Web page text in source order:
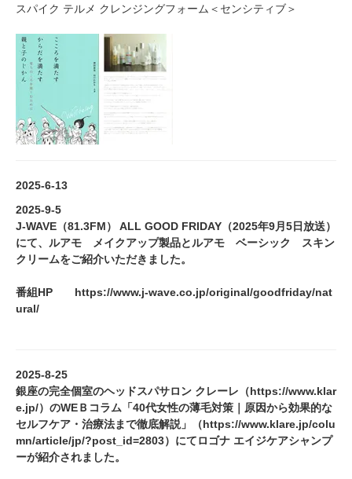
スパイク テルメ クレンジングフォーム＜センシティブ＞
2025-6-13
2025-9-5
J-WAVE（81.3FM） ALL GOOD FRIDAY（2025年9月5日放送）
にて、ルアモ メイクアップ製品とルアモ ベーシック スキン
クリームをご紹介いただきました。
番組HP https://www.j-wave.co.jp/original/goodfriday/nat
ural/
2025-8-25
銀座の完全個室のヘッドスパサロン クレーレ（https://www.klar
e.jp/）のWEＢコラム「40代女性の薄毛対策｜原因から効果的な
セルフケア・治療法まで徹底解説」（https://www.klare.jp/colu
mn/article/jp/?post_id=2803）にてロゴナ エイジケアシャンプ
ーが紹介されました。